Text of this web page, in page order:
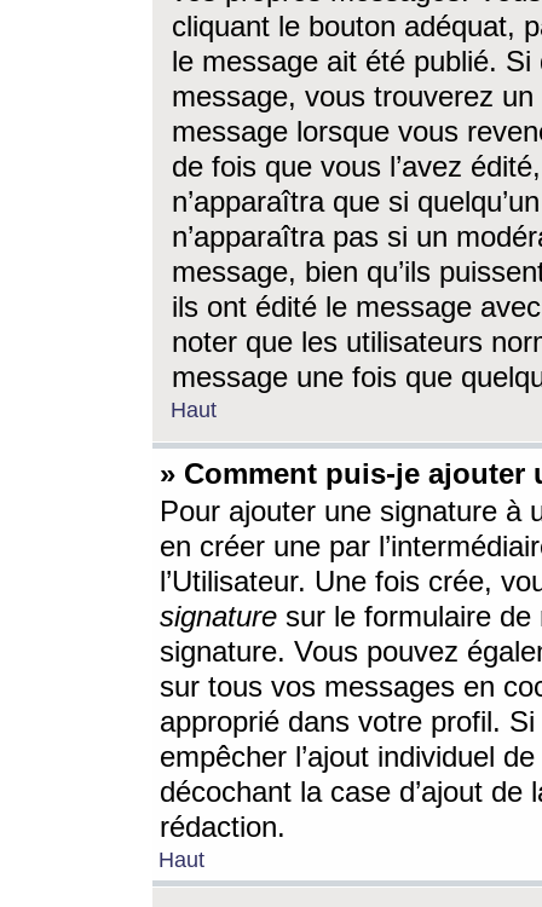
cliquant le bouton adéquat,
le message ait été publié. Si
message, vous trouverez
message lorsque vous
de fois que vous l’avez
n’apparaîtra que si
n’apparaîtra pas si un
message, bien qu’ils
ils ont édité le message
noter que les utilisateurs
message une fois que
Haut
» Comment puis-je ajouter
Pour ajouter une signature à
en créer une par
l’Utilisateur. Une fois crée,
signature sur le formulaire de
signature. Vous pouvez
sur tous vos messages en
approprié dans votre profil.
empêcher l’ajout individuel
décochant la case d’ajout
rédaction.
Haut